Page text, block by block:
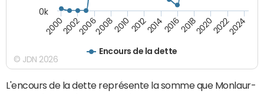
Encours de la dette
200020022006200820102012201420162018202020222024
0k
© JDN 2026
L'encours de la dette représente la somme que Monlaur-